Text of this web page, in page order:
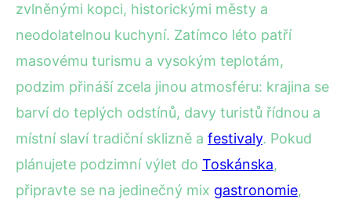
zvlněnými kopci, historickými městy a
neodolatelnou kuchyní. Zatímco léto patří
masovému turismu a vysokým teplotám,
podzim přináší zcela jinou atmosféru: krajina se
barví do teplých odstínů, davy turistů řídnou a
místní slaví tradiční sklizně a festivaly. Pokud
plánujete podzimní výlet do Toskánska,
připravte se na jedinečný mix gastronomie,